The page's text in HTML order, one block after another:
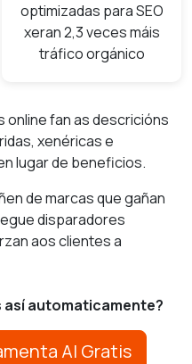
optimizadas para SEO
xeran 2,3 veces máis
tráfico orgánico
online fan as descricións
xenéricas e
lugar de beneficios.
de marcas que gañan
disparadores
aos clientes a
automaticamente?
AI Gratis